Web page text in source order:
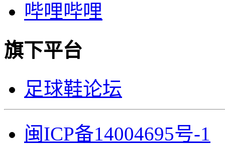
哔哩哔哩
旗下平台
足球鞋论坛
闽ICP备14004695号-1